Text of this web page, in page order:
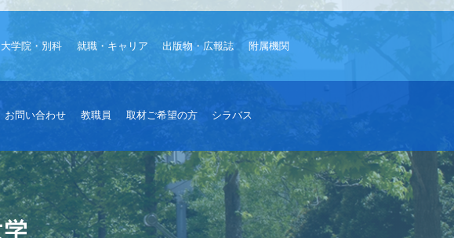
大学院・別科 就職・キャリア 出版物・広報誌 附属機関
お問い合わせ 教職員 取材ご希望の方 シラバス